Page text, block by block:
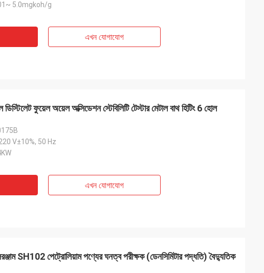
5.0mgkoh/g
এখন যোগাযোগ
ফুয়েল অয়েল অক্সিডেশন স্টেবিলিটি টেস্টার মেটাল বাথ হিটিং 6 হোল
V±10%, 50 Hz
এখন যোগাযোগ
SH102 পেট্রোলিয়াম পণ্যের ঘনত্ব পরীক্ষক (ডেনসিমিটার পদ্ধতি) বৈদ্যুতিক